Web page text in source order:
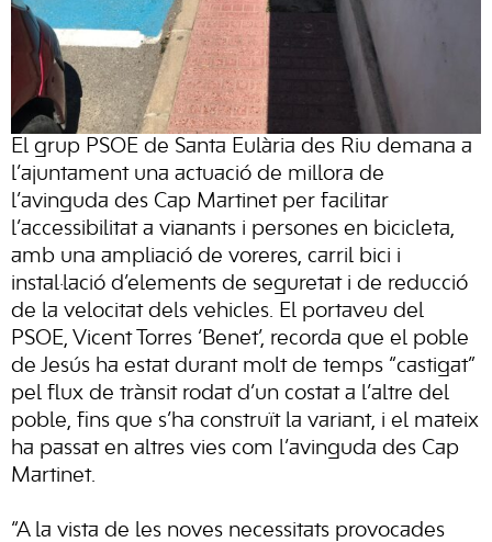
El grup PSOE de Santa Eulària des Riu demana a
l’ajuntament una actuació de millora de
l’avinguda des Cap Martinet per facilitar
l’accessibilitat a vianants i persones en bicicleta,
amb una ampliació de voreres, carril bici i
instal·lació d’elements de seguretat i de reducció
de la velocitat dels vehicles. El portaveu del
PSOE, Vicent Torres ‘Benet’, recorda que el poble
de Jesús ha estat durant molt de temps “castigat”
pel flux de trànsit rodat d’un costat a l’altre del
poble, fins que s’ha construït la variant, i el mateix
ha passat en altres vies com l’avinguda des Cap
Martinet.
“A la vista de les noves necessitats provocades